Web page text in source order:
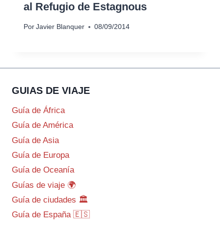
al Refugio de Estagnous
Por Javier Blanquer 08/09/2014
GUIAS DE VIAJE
Guía de África
Guía de América
Guía de Asia
Guía de Europa
Guía de Oceanía
Guías de viaje 🌍
Guía de ciudades 🏛️
Guía de España 🇪🇸